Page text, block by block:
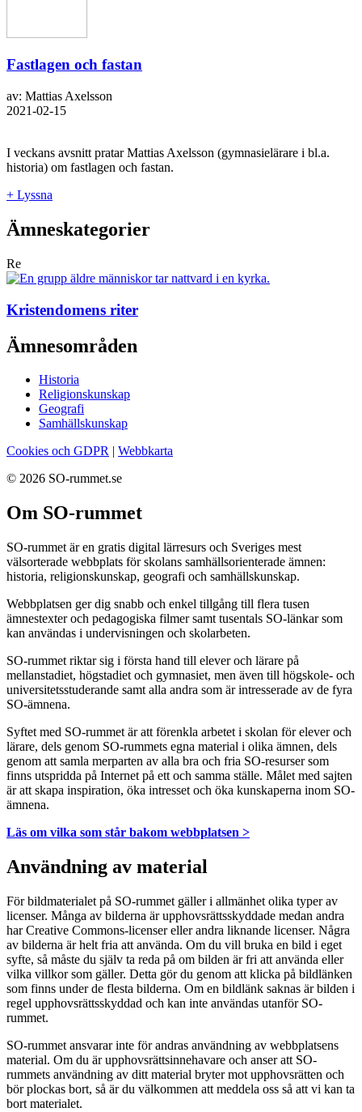
Fastlagen och fastan
av: Mattias Axelsson
2021-02-15
I veckans avsnitt pratar Mattias Axelsson (gymnasielärare i bl.a.
historia) om fastlagen och fastan.
+ Lyssna
Ämneskategorier
Re
Kristendomens riter
Ämnesområden
Historia
Religionskunskap
Geografi
Samhällskunskap
Cookies och GDPR
Webbkarta
© 2026 SO-rummet.se
Om SO-rummet
SO-rummet är en gratis digital lärresurs och Sveriges mest
välsorterade webbplats för skolans samhällsorienterade ämnen:
historia, religionskunskap, geografi och samhällskunskap.
Webbplatsen ger dig snabb och enkel tillgång till flera tusen
ämnestexter och pedagogiska filmer samt tusentals SO-länkar som
kan användas i undervisningen och skolarbeten.
SO-rummet riktar sig i första hand till elever och lärare på
mellanstadiet, högstadiet och gymnasiet, men även till högskole- och
universitetsstuderande samt alla andra som är intresserade av de fyra
SO-ämnena.
Syftet med SO-rummet är att förenkla arbetet i skolan för elever och
lärare, dels genom SO-rummets egna material i olika ämnen, dels
genom att samla merparten av alla bra och fria SO-resurser som
finns utspridda på Internet på ett och samma ställe. Målet med sajten
är att skapa inspiration, öka intresset och öka kunskaperna inom SO-
ämnena.
Läs om vilka som står bakom webbplatsen >
Användning av material
För bildmaterialet på SO-rummet gäller i allmänhet olika typer av
licenser. Många av bilderna är upphovsrättsskyddade medan andra
har Creative Commons-licenser eller andra liknande licenser. Några
av bilderna är helt fria att använda. Om du vill bruka en bild i eget
syfte, så måste du själv ta reda på om bilden är fri att använda eller
vilka villkor som gäller. Detta gör du genom att klicka på bildlänken
som finns under de flesta bilderna. Om en bildlänk saknas är bilden i
regel upphovsrättsskyddad och kan inte användas utanför SO-
rummet.
SO-rummet ansvarar inte för andras användning av webbplatsens
material. Om du är upphovsrättsinnehavare och anser att SO-
rummets användning av ditt material bryter mot upphovsrätten och
bör plockas bort, så är du välkommen att meddela oss så att vi kan ta
bort materialet.